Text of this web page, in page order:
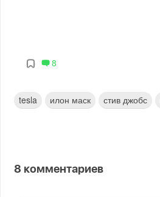
8
tesla илон маск стив джобс
8 комментариев